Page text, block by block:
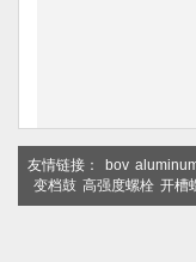
友情链接： bov
变档鼓 高强度螺栓 开槽